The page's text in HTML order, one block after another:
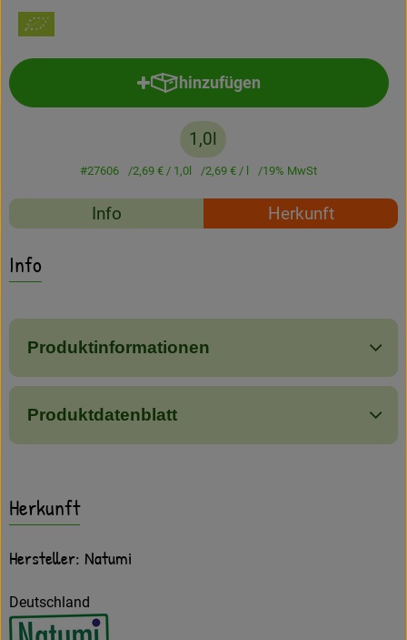
Naturkosmetik
Gratis Ökokiste im Wert von 25 Euro
Kundenbrief
Entdecken
Über uns
hinzufügen
Produkt zum Warenkorb
1,0l
#27606 2,69 €/ 1,0l 2,69 €/ l 19% MwSt
Rezepte
Info Herkunft
Info
Produktinformationen
Produktdatenblatt
Herkunft
Hersteller: Natumi
Deutschland